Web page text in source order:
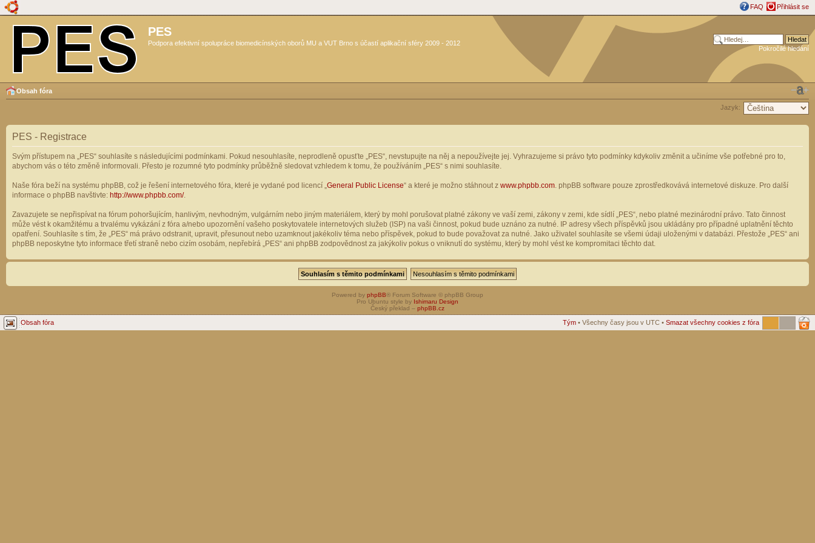
FAQ Přihlásit se
PES
Podpora efektivní spolupráce biomedicínských oborů MU a VUT Brno s účastí aplikační sféry 2009 - 2012
Pokročilé hledání
Obsah fóra
Jazyk:
PES - Registrace
Svým přístupem na „PES“ souhlasíte s následujícími podmínkami. Pokud nesouhlasíte, neprodleně opusťte „PES“, nevstupujte na něj a nepoužívejte jej. Vyhrazujeme si právo tyto podmínky kdykoliv změnit a učiníme vše potřebné pro to,
abychom vás o této změně informovali. Přesto je rozumné tyto podmínky průběžně sledovat vzhledem k tomu, že používáním „PES“ s nimi souhlasíte.
Naše fóra beží na systému phpBB, což je řešení internetového fóra, které je vydané pod licencí „ General Public License“ a které je možno stáhnout z www.phpbb.com . phpBB software pouze zprostředkovává internetové diskuze. Pro další
informace o phpBB navštivte: http://www.phpbb.com/.
Zavazujete se nepřispívat na fórum pohoršujícím, hanlivým, nevhodným, vulgárním nebo jiným materiálem, který by mohl porušovat platné zákony ve vaší zemi, zákony v zemi, kde sídlí „PES“, nebo platné mezinárodní právo. Tato činnost
může vést k okamžitému a trvalému vykázání z fóra a/nebo upozornění vašeho poskytovatele internetových služeb (ISP) na vaši činnost, pokud bude uznáno za nutné. IP adresy všech příspěvků jsou ukládány pro případné uplatnění těchto
opatření. Souhlasíte s tím, že „PES“ má právo odstranit, upravit, přesunout nebo uzamknout jakékoliv téma nebo příspěvek, pokud to bude považovat za nutné. Jako uživatel souhlasíte se všemi údaji uloženými v databázi. Přestože „PES“ ani
phpBB neposkytne tyto informace třetí straně nebo cizím osobám, nepřebírá „PES“ ani phpBB zodpovědnost za jakýkoliv pokus o vniknutí do systému, který by mohl vést ke kompromitaci těchto dat.
Powered by phpBB® Forum Software © phpBB Group
Pro Ubuntu style by Ishimaru Design
Český překlad – phpBB.cz
Obsah fóra Tým • Všechny časy jsou v UTC • Smazat všechny cookies z fóra